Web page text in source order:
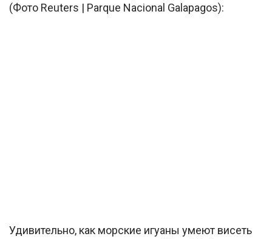
(Фото Reuters | Parque Nacional Galapagos):
Удивительно, как морские игуаны умеют висеть